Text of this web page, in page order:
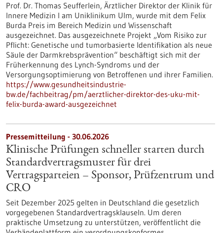
Prof. Dr. Thomas Seufferlein, Ärztlicher Direktor der Klinik für
Innere Medizin I am Uniklinikum Ulm, wurde mit dem Felix
Burda Preis im Bereich Medizin und Wissenschaft
ausgezeichnet. Das ausgezeichnete Projekt „Vom Risiko zur
Pflicht: Genetische und tumorbasierte Identifikation als neue
Säule der Darmkrebsprävention“ beschäftigt sich mit der
Früherkennung des Lynch-​Syndroms und der
Versorgungsoptimierung von Betroffenen und ihrer Familien.
https://www.gesundheitsindustrie-
bw.de/fachbeitrag/pm/aerztlicher-direktor-des-uku-mit-
felix-burda-award-ausgezeichnet
Pressemitteilung - 30.06.2026
Klinische Prüfungen schneller starten durch
Standardvertragsmuster für drei
Vertragsparteien – Sponsor, Prüfzentrum und
CRO
Seit Dezember 2025 gelten in Deutschland die gesetzlich
vorgegebenen Standardvertragsklauseln. Um deren
praktische Umsetzung zu unterstützen, veröffentlicht die